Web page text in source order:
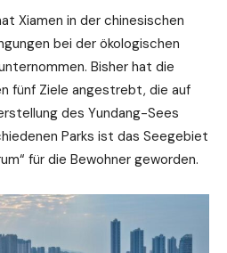
Xiamen in der chinesischen
bei der ökologischen
Bisher hat die
fünf Ziele angestrebt, die auf
des Yundang-Sees
Parks ist das Seegebiet
für die Bewohner geworden.